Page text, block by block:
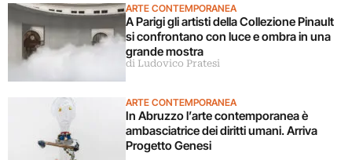
ARTE CONTEMPORANEA
A Parigi gli artisti della Collezione Pinault
si confrontano con luce e ombra in una
grande mostra
di Ludovico Pratesi
ARTE CONTEMPORANEA
In Abruzzo l’arte contemporanea è
ambasciatrice dei diritti umani. Arriva
Progetto Genesi